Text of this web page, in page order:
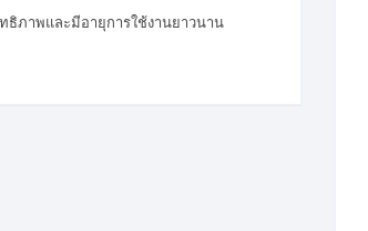
ธิภาพและมีอายุการใช้งานยาวนาน